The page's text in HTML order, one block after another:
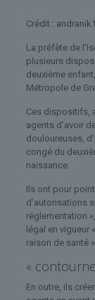
Crédit :
La préfète de
plusieurs
deuxième
Métropole de
Ces dispositifs,
agents d’avoir
douloureuses,
congé du
naissance.
Ils ont pour
d’autorisations
réglementation
légal en vigueur
raison de santé
«
En outre, ils